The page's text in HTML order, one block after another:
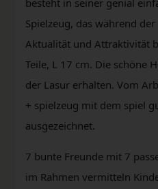
Spielzeug, das während
Aktualität und Attraktivität
Teile, L 17 cm. Die schöne
der Lasur erhalten. Vom
+ spielzeug mit dem spiel
ausgezeichnet.
7 bunte Freunde mit 7
im Rahmen vermitteln